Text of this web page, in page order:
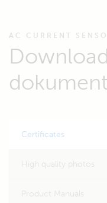
AC CURRENT
Certificates